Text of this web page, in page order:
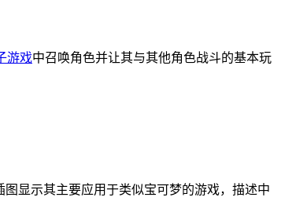
游戏中召唤角色并让其与其他角色战斗的基本玩
显示其主要应用于类似宝可梦的游戏，描述中